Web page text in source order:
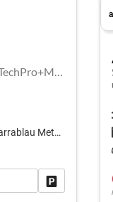
[2D2D] Navarrablau Metallic
Fahrzeug